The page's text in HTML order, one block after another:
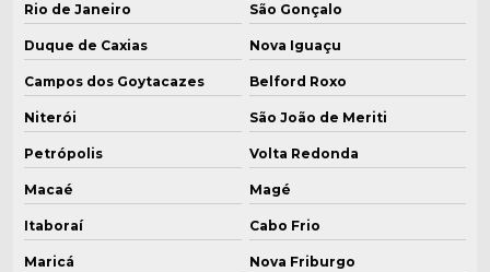
Caldeira de vapor a gás
Caldeira vapor industrial
Caldeira a vapor industrial preço
Caldeira a vapor industrial a venda
Caldeira a vapor preço
Rio de Janeiro São Gonçalo
Duque de Caxias Nova Iguaçu
Campos dos Goytacazes Belford Roxo
Niterói São João de Meriti
Petrópolis Volta Redonda
Macaé Magé
Itaboraí Cabo Frio
Maricá Nova Friburgo